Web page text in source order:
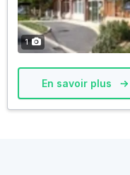
1
En savoir plus